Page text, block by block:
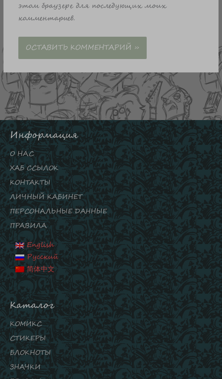
этом браузере для последующих моих
комментариев.
Информация
О НАС
ХАБ ССЫЛОК
КОНТАКТЫ
ЛИЧНЫЙ КАБИНЕТ
ПЕРСОНАЛЬНЫЕ ДАННЫЕ
ПРАВИЛА
English
Русский
简体中文
Каталог
КОМИКС
СТИКЕРЫ
БЛОКНОТЫ
ЗНАЧКИ